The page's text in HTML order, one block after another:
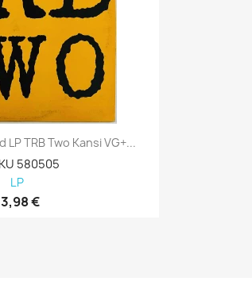
TRB Two Kansi VG+...
580505
LP
€